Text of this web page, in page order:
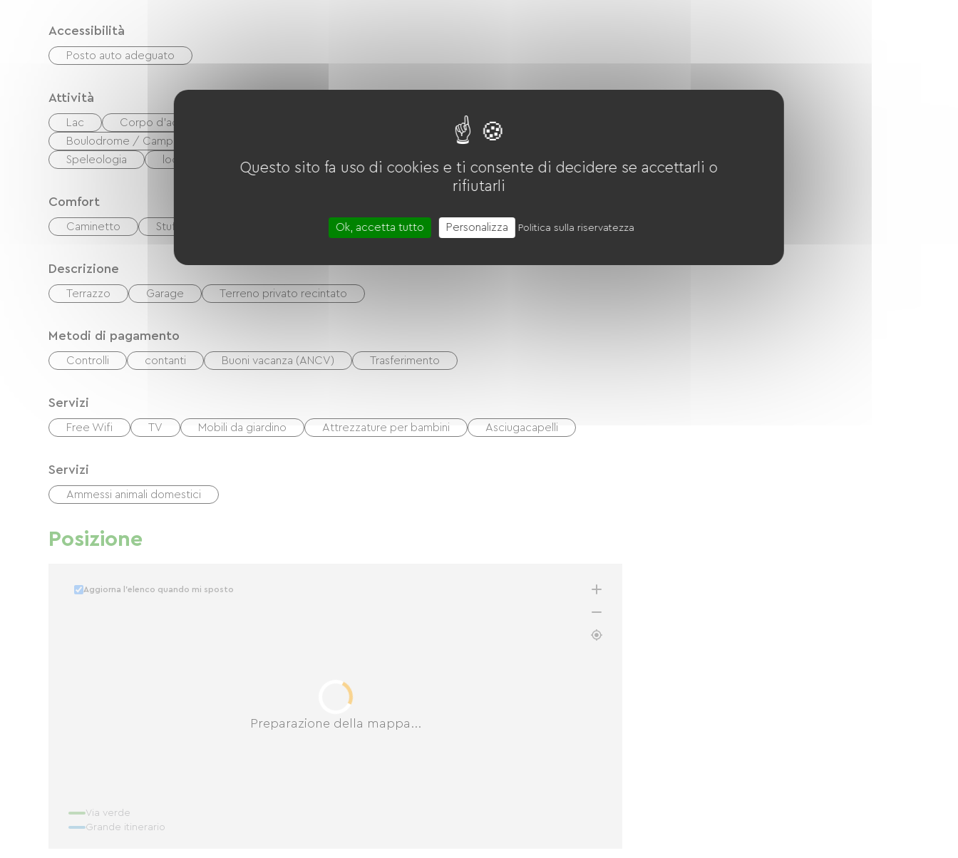
Accessibilità
Posto auto adeguato
Attività
Lac Corpo d'acqua equitazione
Golf
Boulodrome / Campo da pétanque
mountain bike
Speleologia
locale notturno
Comfort
Caminetto Stufa a legna
Descrizione
Terrazzo Garage Terreno privato recintato
Metodi di pagamento
Controlli contanti Buoni vacanza (ANCV) Trasferimento
Servizi
Free Wifi TV Mobili da giardino Attrezzature per bambini Asciugacapelli
Servizi
Ammessi animali domestici
Posizione
Preparazione della mappa...
Aggiorna l'elenco quando mi sposto
Via verde
Grande itinerario
Questo sito fa uso di cookies e ti consente di decidere se accettarli o
rifiutarli
Ok, accetta tutto Personalizza Politica sulla riservatezza